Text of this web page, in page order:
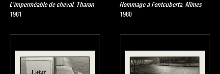
L'imperméable de cheval. Tharon
1981
Hommage à Fontcuberta. Nîmes
1980